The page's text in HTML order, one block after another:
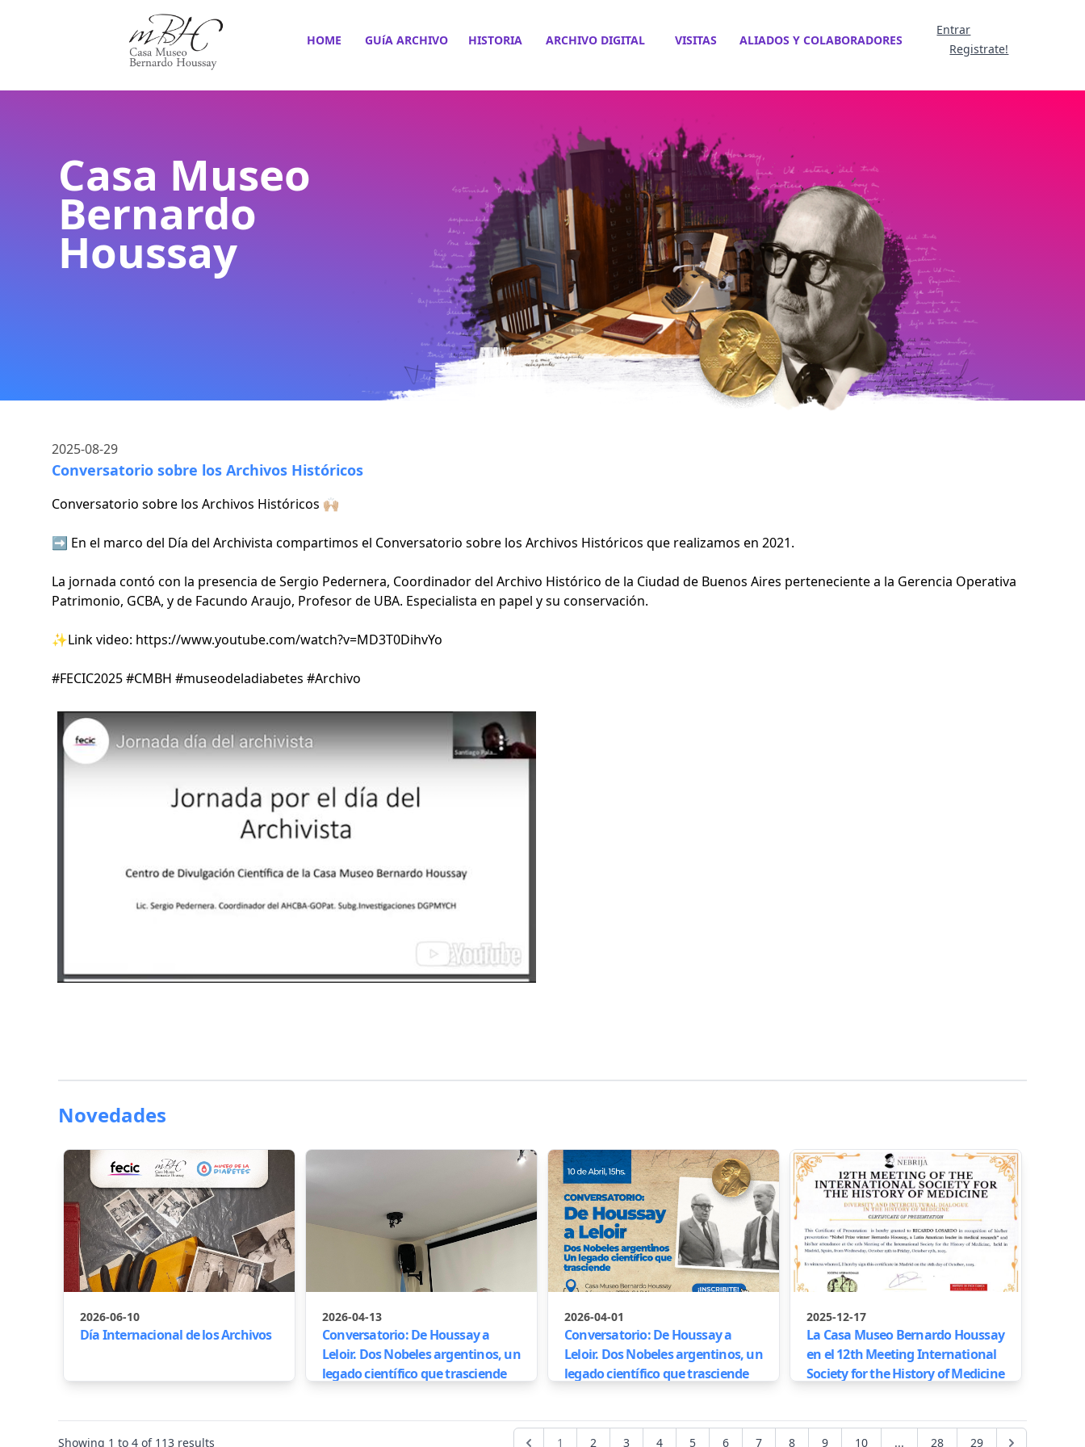
HOME GUíA ARCHIVO HISTORIA ARCHIVO DIGITAL VISITAS ALIADOS Y COLABORADORES
Entrar
Registrate!
Casa Museo
Bernardo
Houssay
2025-08-29
Conversatorio sobre los Archivos Históricos
Conversatorio sobre los Archivos Históricos 🙌🏼
➡️ En el marco del Día del Archivista compartimos el Conversatorio sobre los Archivos Históricos que realizamos en 2021.
La jornada contó con la presencia de Sergio Pedernera, Coordinador del Archivo Histórico de la Ciudad de Buenos Aires perteneciente a la Gerencia Operativa
Patrimonio, GCBA, y de Facundo Araujo, Profesor de UBA. Especialista en papel y su conservación.
✨Link video: https://www.youtube.com/watch?v=MD3T0DihvYo
#FECIC2025#CMBH #museodeladiabetes #Archivo
Novedades
2026-06-10
Día Internacional de los Archivos
2026-04-13
Conversatorio: De Houssay a
Leloir. Dos Nobeles argentinos, un
legado científico que trasciende
2026-04-01
Conversatorio: De Houssay a
Leloir. Dos Nobeles argentinos, un
legado científico que trasciende
2025-12-17
La Casa Museo Bernardo Houssay
en el 12th Meeting International
Society for the History of Medicine
Showing 1 to 4 of 113 results 1 2 3 4 5 6 7 8 9 10 ... 28 29